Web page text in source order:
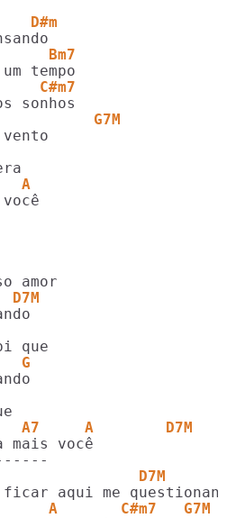
D#m
Bm7
C#m7
G7M
A
D7M
G
A7     A        D7M
mais você
D7M
A       C#m7   G7M